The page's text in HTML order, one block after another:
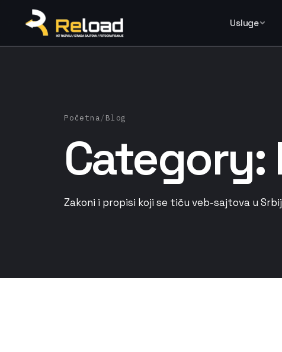
Usluge
Početna / Blog
Category:
Zakoni i propisi koji se tiču veb-sajtova u